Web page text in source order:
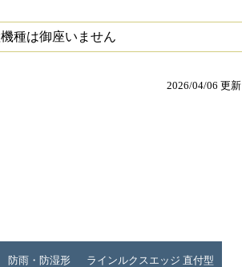
種は御座いません
2026/04/06 更新
防雨・防湿形 ラインルクスエッジ 直付型